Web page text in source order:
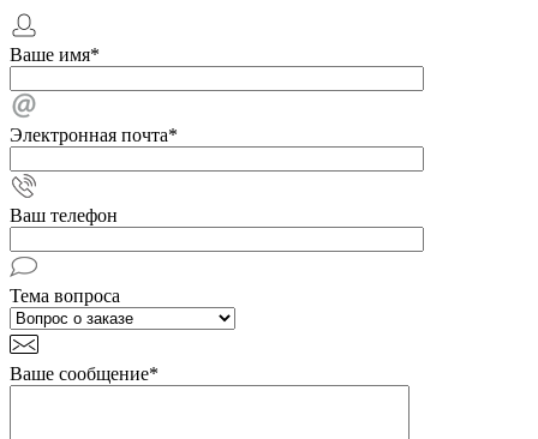
Ваше имя*
Электронная почта*
Ваш телефон
Тема вопроса
Ваше сообщение*